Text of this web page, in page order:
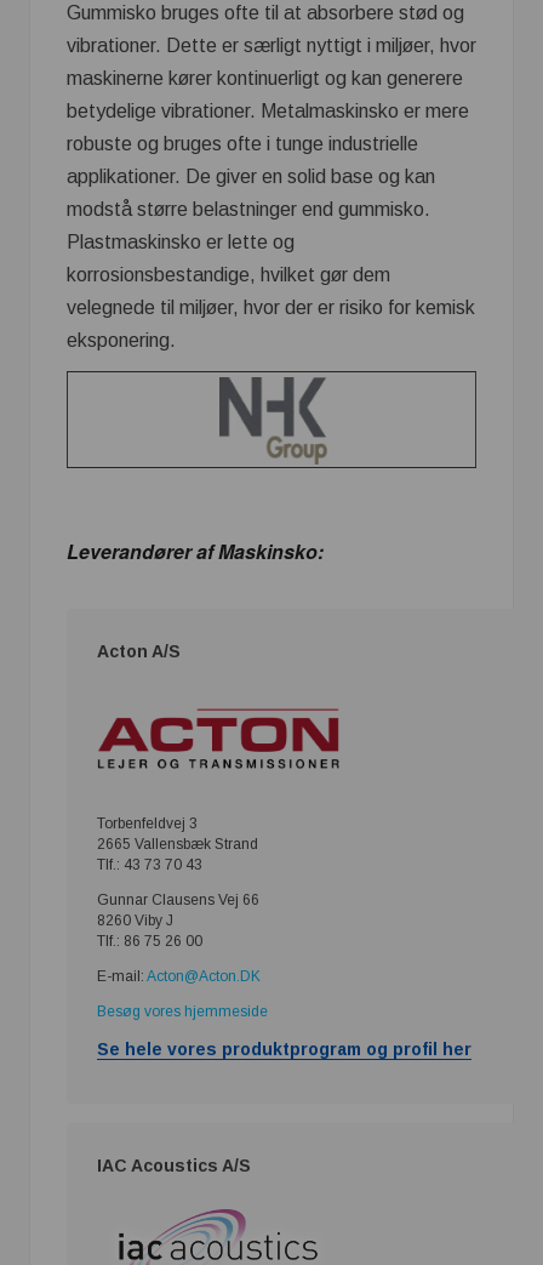
Gummisko bruges ofte til at absorbere stød og
vibrationer. Dette er særligt nyttigt i miljøer, hvor
maskinerne kører kontinuerligt og kan generere
betydelige vibrationer. Metalmaskinsko er mere
robuste og bruges ofte i tunge industrielle
applikationer. De giver en solid base og kan
modstå større belastninger end gummisko.
Plastmaskinsko er lette og
korrosionsbestandige, hvilket gør dem
velegnede til miljøer, hvor der er risiko for kemisk
eksponering.
Leverandører af Maskinsko:
Acton A/S
Torbenfeldvej 3
2665 Vallensbæk Strand
Tlf.: 43 73 70 43
Gunnar Clausens Vej 66
8260 Viby J
Tlf.: 86 75 26 00
E-mail: Acton@Acton.DK
Besøg vores hjemmeside
Se hele vores produktprogram og profil her
IAC Acoustics A/S